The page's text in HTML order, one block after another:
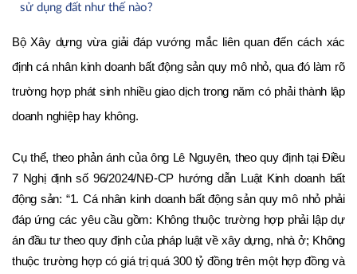
sử dụng đất như thế nào?
Bộ Xây dựng vừa giải đáp vướng mắc liên quan đến cách xác
định cá nhân kinh doanh bất động sản quy mô nhỏ, qua đó làm rõ
trường hợp phát sinh nhiều giao dịch trong năm có phải thành lập
doanh nghiệp hay không.
Cụ thể, theo phản ánh của ông Lê Nguyên, theo quy định tại Điều
7 Nghị định số 96/2024/NĐ-CP hướng dẫn Luật Kinh doanh bất
động sản: “1. Cá nhân kinh doanh bất động sản quy mô nhỏ phải
đáp ứng các yêu cầu gồm: Không thuộc trường hợp phải lập dự
án đầu tư theo quy định của pháp luật về xây dựng, nhà ở; Không
thuộc trường hợp có giá trị quá 300 tỷ đồng trên một hợp đồng và